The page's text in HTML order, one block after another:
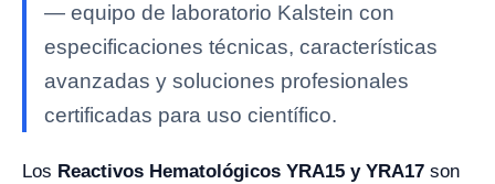
— equipo de laboratorio Kalstein con
especificaciones técnicas, características
avanzadas y soluciones profesionales
certificadas para uso científico.
Los Reactivos Hematológicos YRA15 y YRA17 son